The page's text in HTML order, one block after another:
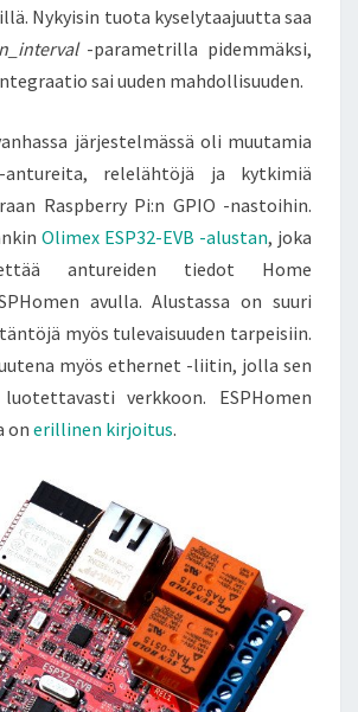
Nykyisin tuota kyselytaajuutta saa
-parametrilla pidemmäksi,
sai uuden mahdollisuuden.
järjestelmässä oli muutamia
antureita, relelähtöjä ja kytkimiä
Raspberry Pi:n GPIO -nastoihin.
Olimex ESP32-EVB -alustan, joka
antureiden tiedot Home
avulla. Alustassa on suuri
myös tulevaisuuden tarpeisiin.
myös ethernet -liitin, jolla sen
verkkoon. ESPHomen
onerillinen kirjoitus.